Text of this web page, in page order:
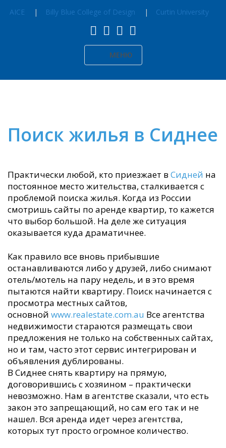
AICE Billy Blue College of Design Curtin University
МЕНЮ
Поиск жилья в Сиднее
Практически любой, кто приезжает в Сидней на
постоянное место жительства, сталкивается с
проблемой поиска жилья. Когда из России
смотришь сайты по аренде квартир, то кажется
что выбор большой. На деле же ситуация
оказывается куда драматичнее.
Как правило все вновь прибывшие
останавливаются либо у друзей, либо снимают
отель/мотель на пару недель, и в это время
пытаются найти квартиру. Поиск начинается с
просмотра местных сайтов,
основной www.realestate.com.au Все агентства
недвижимости стараются размещать свои
предложения не только на собственных сайтах,
но и там, часто этот сервис интегрирован и
объявления дублированы.
В Сиднее снять квартиру на прямую,
договорившись с хозяином – практически
невозможно. Нам в агентстве сказали, что есть
закон это запрещающий, но сам его так и не
нашел. Вся аренда идет через агентства,
которых тут просто огромное количество.